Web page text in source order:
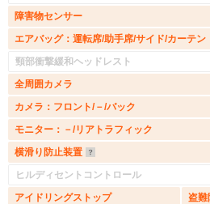
障害物センサー
エアバッグ：運転席/助手席/サイド/カーテン
頸部衝撃緩和ヘッドレスト
全周囲カメラ
カメラ：フロント/－/バック
モニター：－/リアトラフィック
横滑り防止装置
ヒルディセントコントロール
アイドリングストップ
盗難
入力途中の情報を保
※次回問い合わせをする際に
※保存された情報は
90日